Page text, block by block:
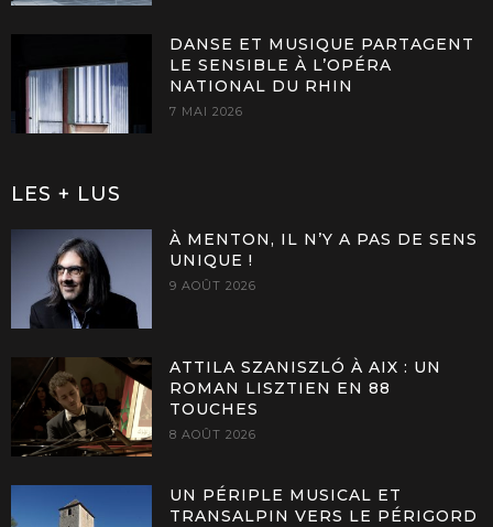
DANSE ET MUSIQUE PARTAGENT
LE SENSIBLE À L’OPÉRA
NATIONAL DU RHIN
7 MAI 2026
LES + LUS
À MENTON, IL N’Y A PAS DE SENS
UNIQUE !
9 AOÛT 2026
ATTILA SZANISZLÓ À AIX : UN
ROMAN LISZTIEN EN 88
TOUCHES
8 AOÛT 2026
UN PÉRIPLE MUSICAL ET
TRANSALPIN VERS LE PÉRIGORD